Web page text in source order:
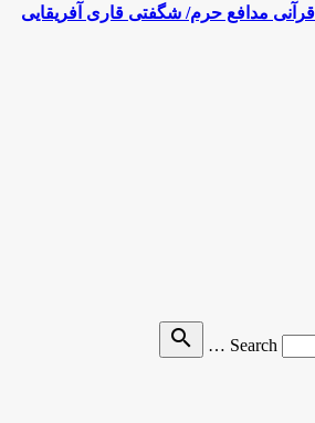
قرآنی مدافع حرم/ شگفتی قاری آفریقایی
Search …
search